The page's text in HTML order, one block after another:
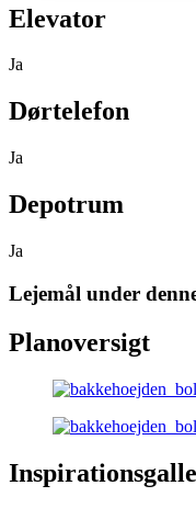
Elevator
Ja
Dørtelefon
Ja
Depotrum
Ja
Lejemål under
Planoversigt